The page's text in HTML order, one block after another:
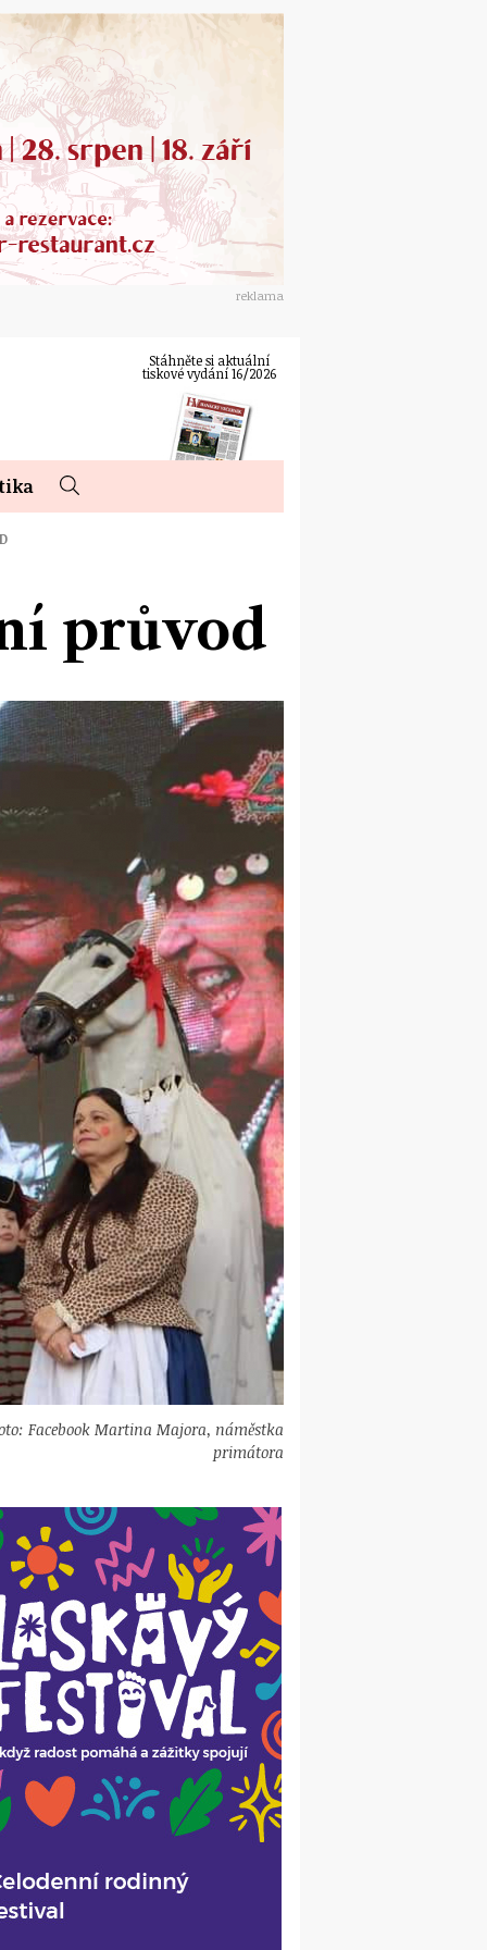
reklama
Stáhněte si aktuální
tiskové vydání 16/2026
průvod
Facebook Martina Majora, náměstka
primátora